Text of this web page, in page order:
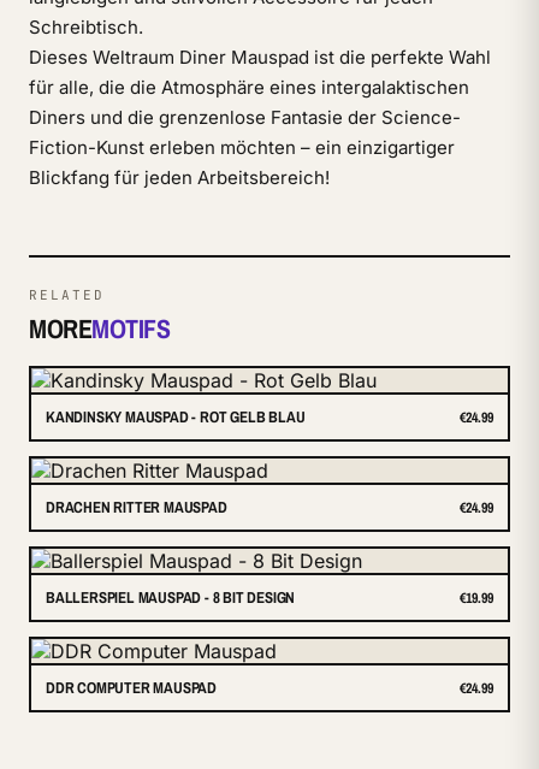
Schreibtisch.
Dieses Weltraum Diner Mauspad ist die perfekte Wahl
für alle, die die Atmosphäre eines intergalaktischen
Diners und die grenzenlose Fantasie der Science-
Fiction-Kunst erleben möchten – ein einzigartiger
Blickfang für jeden Arbeitsbereich!
RELATED
MOREMOTIFS
KANDINSKY MAUSPAD - ROT GELB BLAU €24.99
DRACHEN RITTER MAUSPAD €24.99
BALLERSPIEL MAUSPAD - 8 BIT DESIGN €19.99
DDR COMPUTER MAUSPAD €24.99